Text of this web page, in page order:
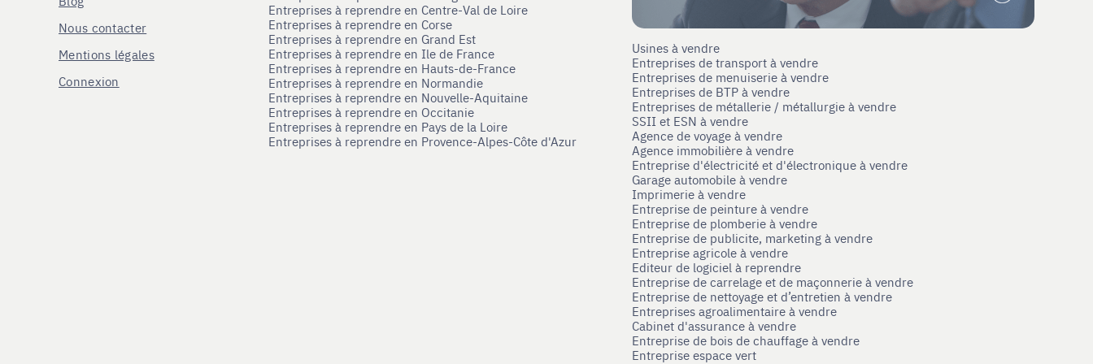
Nous contacter
Mentions légales
Connexion
Entreprises à reprendre en Centre-Val de Loire
Entreprises à reprendre en Corse
Entreprises à reprendre en Grand Est
Entreprises à reprendre en Ile de France
Entreprises à reprendre en Hauts-de-France
Entreprises à reprendre en Normandie
Entreprises à reprendre en Nouvelle-Aquitaine
Entreprises à reprendre en Occitanie
Entreprises à reprendre en Pays de la Loire
Entreprises à reprendre en Provence-Alpes-Côte d'Azur
Usines à vendre
Entreprises de transport à vendre
Entreprises de menuiserie à vendre
Entreprises de BTP à vendre
Entreprises de métallerie / métallurgie à vendre
SSII et ESN à vendre
Agence de voyage à vendre
Agence immobilière à vendre
Entreprise d'électricité et d'électronique à vendre
Garage automobile à vendre
Imprimerie à vendre
Entreprise de peinture à vendre
Entreprise de plomberie à vendre
Entreprise de publicite, marketing à vendre
Entreprise agricole à vendre
Editeur de logiciel à reprendre
Entreprise de carrelage et de maçonnerie à vendre
Entreprise de nettoyage et d’entretien à vendre
Entreprises agroalimentaire à vendre
Cabinet d'assurance à vendre
Entreprise de bois de chauffage à vendre
Entreprise espace vert